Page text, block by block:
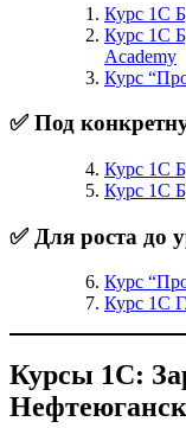
Курс 1С
Курс 1С
Academy
Курс
✅ Под
Курс 1С
Курс 1С
✅ Для роста до
Курс
Курс 1С
Курсы 1С: